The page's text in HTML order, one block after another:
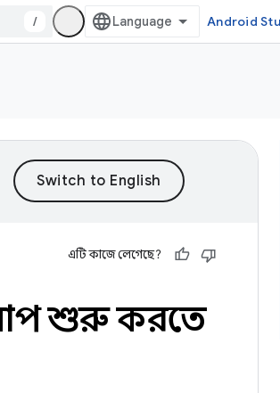
/ Android
এটি কাজে লেগেছে?
শুরু করতে